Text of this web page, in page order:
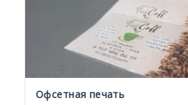
Офсетная печать